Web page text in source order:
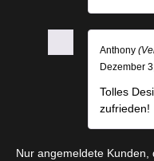
Anthony
Dezember
Tolles
zufrieden!
Nur angemeldete